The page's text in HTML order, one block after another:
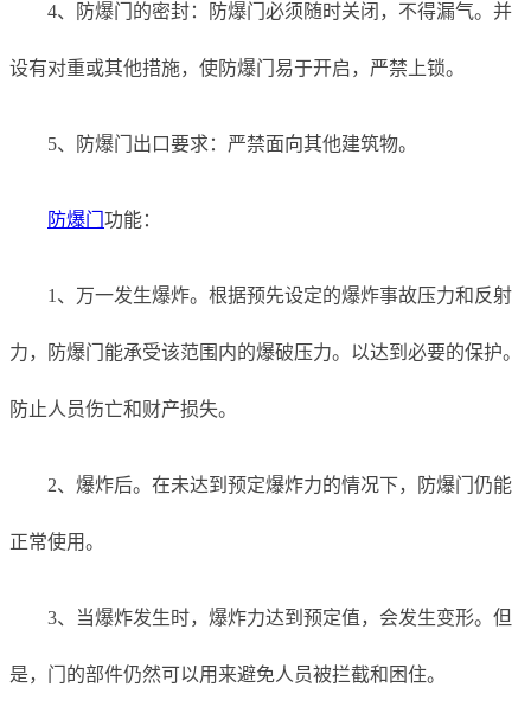
4、防爆门的密封：防爆门必须随时关闭，不得漏气。并
设有对重或其他措施，使防爆门易于开启，严禁上锁。
5、防爆门出口要求：严禁面向其他建筑物。
防爆门 功能：
1、万一发生爆炸。根据预先设定的爆炸事故压力和反射
力，防爆门能承受该范围内的爆破压力。以达到必要的保护。
防止人员伤亡和财产损失。
2、爆炸后。在未达到预定爆炸力的情况下，防爆门仍能
正常使用。
3、当爆炸发生时，爆炸力达到预定值，会发生变形。但
是，门的部件仍然可以用来避免人员被拦截和困住。